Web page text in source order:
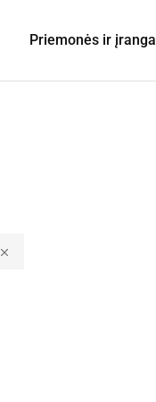
Priemonės ir įranga